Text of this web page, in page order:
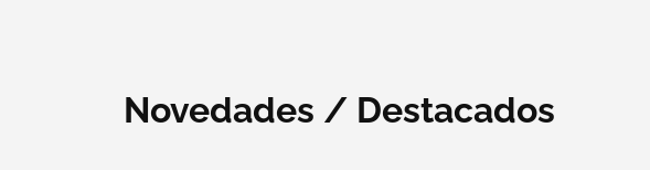
Novedades / Destacados